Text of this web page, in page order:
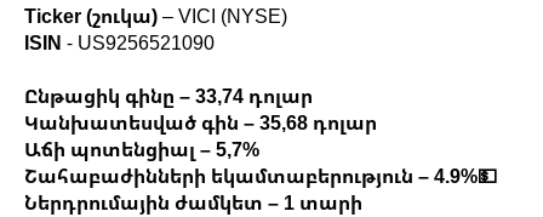
Ticker (շուկա)– VICI (NYSE)
ISIN - US9256521090
Ընթացիկ գինը – 33,74 դոլար
Կանխատեսված գին – 35,68 դոլար
Աճի պոտենցիալ – 5,7%
Շահաբաժինների եկամտաբերություն – 4.9%💵
Ներդրումային ժամկետ – 1 տարի